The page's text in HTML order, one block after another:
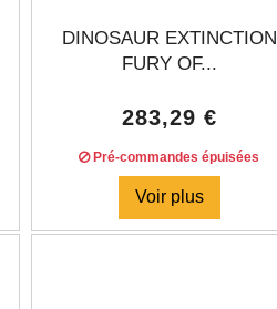
DINOSAUR EXTINCTION
FURY OF...
283,29 €
Pré-commandes épuisées
Voir plus